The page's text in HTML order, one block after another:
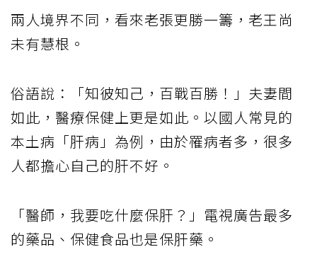
兩人境界不同，看來老張更勝一籌，老王尚
未有慧根。
俗語說：「知彼知己，百戰百勝！」夫妻間
如此，醫療保健上更是如此。以國人常見的
本土病「肝病」為例，由於罹病者多，很多
人都擔心自己的肝不好。
「醫師，我要吃什麼保肝？」電視廣告最多
的藥品、保健食品也是保肝藥。